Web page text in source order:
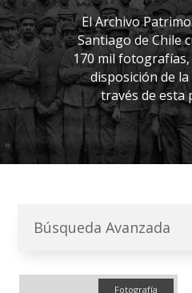
El Archivo
Santiago de Chile
170 mil
disposición de
través de esta
Búsqueda Avanzada
Fotografía